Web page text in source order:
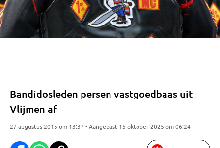
Bandidosleden persen vastgoedbaas uit
Vlijmen af
27 augustus 2015 om 13:37 • Aangepast 15 oktober 2025 om 06:24